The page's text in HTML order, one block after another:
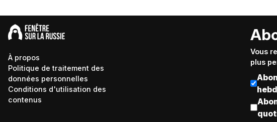
À propos
Politique de traitement des
données personnelles
Conditions d'utilisation des
contenus
Vous
plus